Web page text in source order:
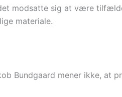
modsatte sig at være
materiale.
Bundgaard mener ikke, at